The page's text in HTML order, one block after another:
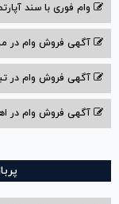
وام فوری با سند
آگهی فروش وام در
آگهی فروش وام در
آگهی فروش وام در